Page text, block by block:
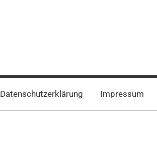
Datenschutzerklärung Impressum